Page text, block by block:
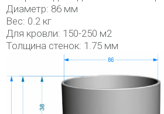
Диаметр: 86 мм
Вес: 0.2 кг
Для кровли: 150-250 м2
Толщина стенок: 1.75 мм